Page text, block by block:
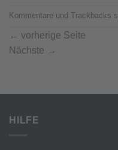
Kommentare und Trackbacks
← vorherige Seite
Nächste →
HILFE